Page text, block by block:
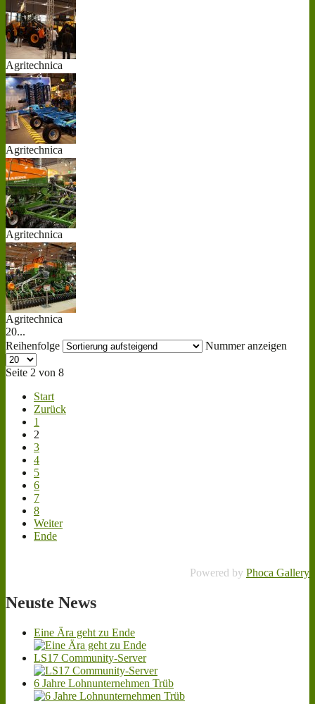
Agritechnica
20...
Agritechnica
20...
Agritechnica
20...
Agritechnica
20...
Reihenfolge
Nummer anzeigen
Seite 2 von 8
Start
Zurück
1
2
3
4
5
6
7
8
Weiter
Ende
Powered by Phoca Gallery
Neuste News
Eine Ära geht zu Ende
LS17 Community-Server
6 Jahre Lohnunternehmen Trüb